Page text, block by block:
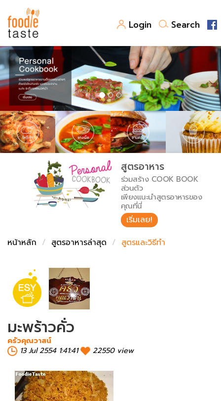
Login Search
สูตรอาหาร
สูตรอาหารล่าสุด
Top Foodie
พาไปชิม
สารพันก้นครัว
เคล็ดลับน่ารู้
เปรียบเทียบหน่วยการตวง
เปรียบเทียบอุณหภูมิ
เปรียบเทียบน้ำหนักวัตถุดิบ
FoodPedia
สร้าง Cookbook
สูตรอาหาร
ร่วมสร้าง COOK BOOK
ส่วนตัว
เพียงแนะนำสูตรอาหารของ
คุณที่นี่
เริ่มเลย!
หน้าหลัก
สูตรอาหารล่าสุด สูตรและวิธีทำ
มะพร้าวคั่ว
ครัวคุณวาสน์
13 Jul 2554 1:41:41
22550 view